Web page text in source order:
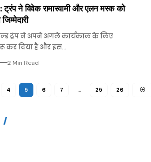
ने विवेक रामास्वामी और एलन मस्क को
ट्रंप ने अपने अगले कार्यकाल के लिए
कर दिया है और इस…
2 Min Read
4 5 6 7 … 25 26
नियम,
के लिए